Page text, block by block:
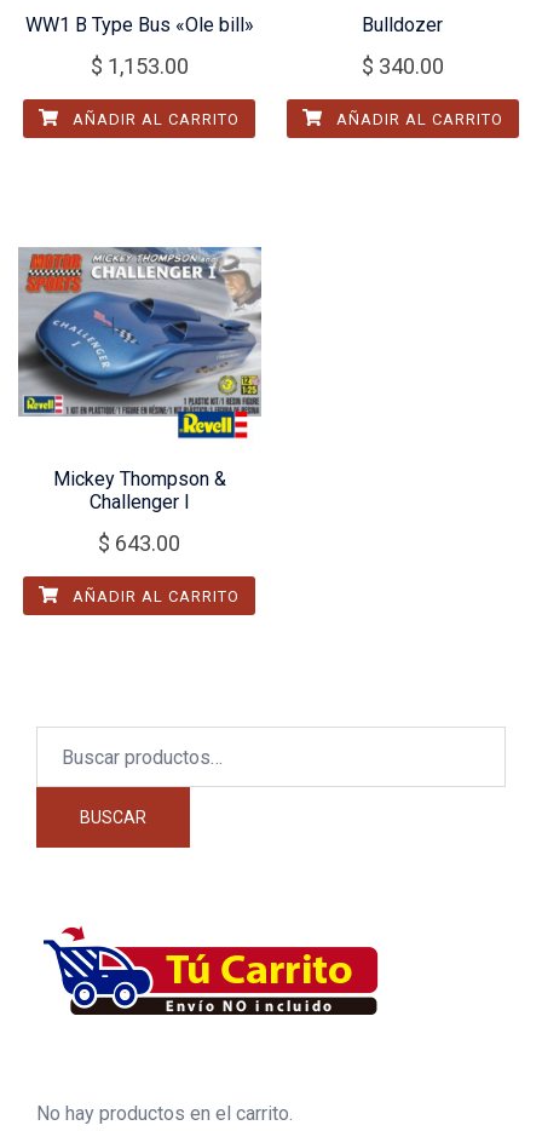
WW1 B Type Bus «Ole bill»
$ 1,153.00
AÑADIR AL CARRITO
Bulldozer
$ 340.00
AÑADIR AL CARRITO
Mickey Thompson &
Challenger I
$ 643.00
AÑADIR AL CARRITO
BUSCAR
No hay productos en el carrito.